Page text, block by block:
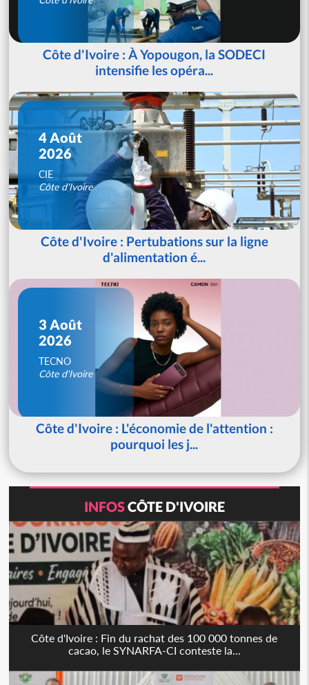
Côte d'Ivoire : À Yopougon, la SODECI
intensifie les opéra...
4 Août
2026
CIE
Côte d'Ivoire
Côte d'Ivoire : Pertubations sur la ligne
d'alimentation é...
3 Août
2026
TECNO
Côte d'Ivoire
Côte d'Ivoire : L'économie de l'attention :
pourquoi les j...
INFOSCÔTE D'IVOIRE
Côte d'Ivoire : Fin du rachat des 100 000 tonnes de
cacao, le SYNARFA-CI conteste la...